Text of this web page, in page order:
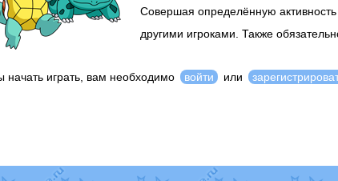
Совершая определённую
другими игроками. Также
начать играть, вам необходимо войти или